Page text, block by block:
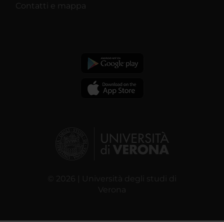
Contatti e mappa
© 2026 | Università degli studi di
Verona